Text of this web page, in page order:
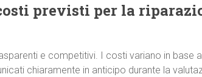
previsti per la
e competitivi. I costi variano in base
chiaramente in anticipo durante la